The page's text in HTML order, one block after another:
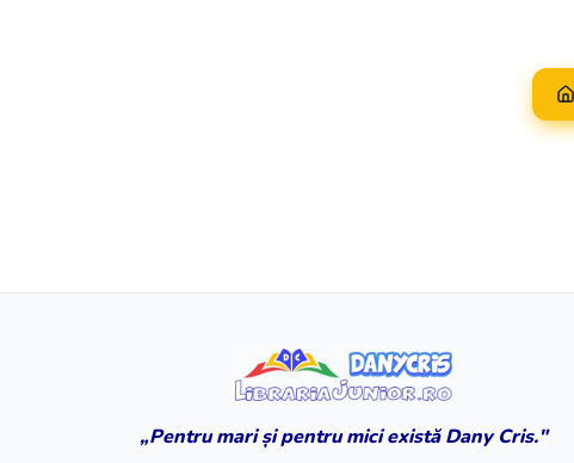
„Pentru mari și pentru mici există Dany Cris."